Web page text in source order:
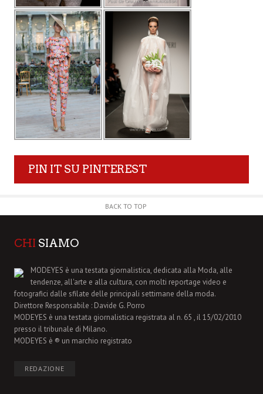
PIN IT SU PINTEREST
BACK TO TOP
CHI SIAMO
MODEYES è una testata giornalistica, dedicata alla Moda, alle
tendenze, all'arte e alla cultura, con molti reportage video e
fotografici dalle sfilate delle principali settimane della moda.
Direttore Responsabile : Davide G. Porro
MODEYES è una testata giornalistica registrata al n. 65 , il 15/02/2010
presso il tribunale di Milano.
MODEYES è ® un marchio registrato
REDAZIONE